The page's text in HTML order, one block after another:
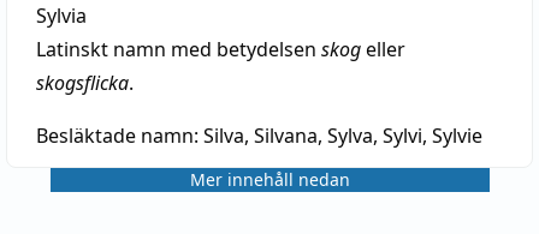
Sylvia
Latinskt namn med betydelsen skogeller
skogsflicka.
Besläktade namn: Silva, Silvana, Sylva, Sylvi, Sylvie
Mer innehåll nedan